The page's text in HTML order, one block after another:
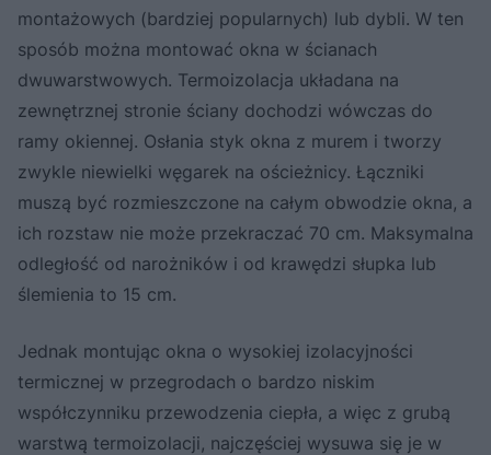
montażowych (bardziej popularnych) lub dybli. W ten
sposób można montować okna w ścianach
dwuwarstwowych. Termoizolacja układana na
zewnętrznej stronie ściany dochodzi wówczas do
ramy okiennej. Osłania styk okna z murem i tworzy
zwykle niewielki węgarek na ościeżnicy. Łączniki
muszą być rozmieszczone na całym obwodzie okna, a
ich rozstaw nie może przekraczać 70 cm. Maksymalna
odległość od narożników i od krawędzi słupka lub
ślemienia to 15 cm.
Jednak montując okna o wysokiej izolacyjności
termicznej w przegrodach o bardzo niskim
współczynniku przewodzenia ciepła, a więc z grubą
warstwą termoizolacji, najczęściej wysuwa się je w